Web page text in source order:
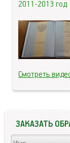
2011-2013 год
Смотреть
ЗАКАЗАТЬ